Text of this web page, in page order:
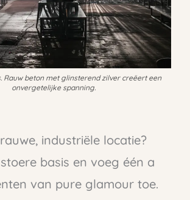
Rauw beton met glinsterend zilver creëert een
onvergetelijke spanning.
industriële locatie?
basis en voeg één a
van pure glamour toe.